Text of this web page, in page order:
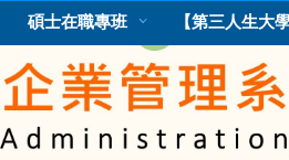
碩士在職專班 【第三人生大學